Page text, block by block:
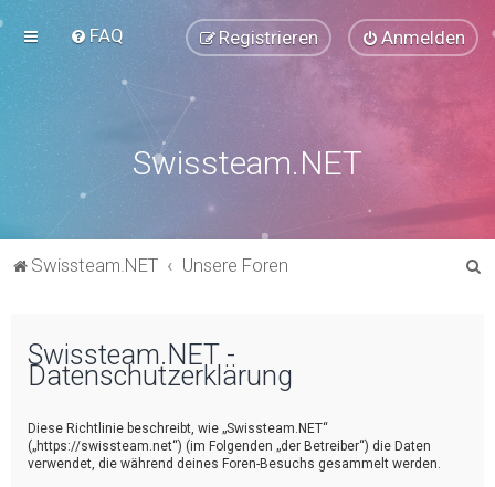
FAQ Anmelden
Registrieren
Swissteam.NET
Swissteam.NET Unsere Foren
Swissteam.NET -
Datenschutzerklärung
Diese Richtlinie beschreibt, wie „Swissteam.NET“
(„https://swissteam.net“) (im Folgenden „der Betreiber“) die Daten
verwendet, die während deines Foren-Besuchs gesammelt werden.